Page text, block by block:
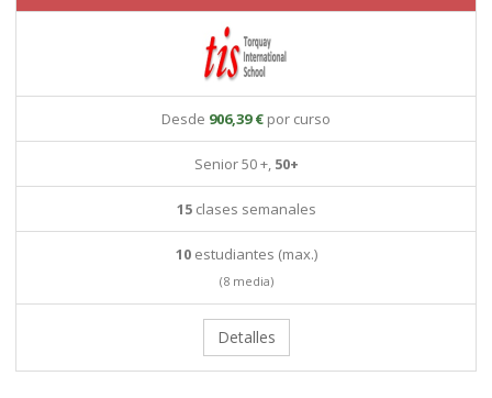
Desde 906,39 € por curso
Senior 50 +, 50+
15clases semanales
10estudiantes (max.)
(8 media)
Detalles